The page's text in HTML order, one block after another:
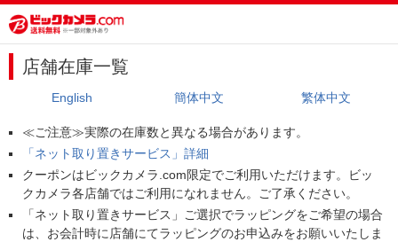
店舗在庫一覧
English 簡体中文 繁体中文
≪ご注意≫実際の在庫数と異なる場合があります。
「ネット取り置きサービス」詳細
クーポンはビックカメラ.com限定でご利用いただけます。ビッ
クカメラ各店舗ではご利用になれません。ご了承ください。
「ネット取り置きサービス」ご選択でラッピングをご希望の場合
は、お会計時に店舗にてラッピングのお申込みをお願いいたしま